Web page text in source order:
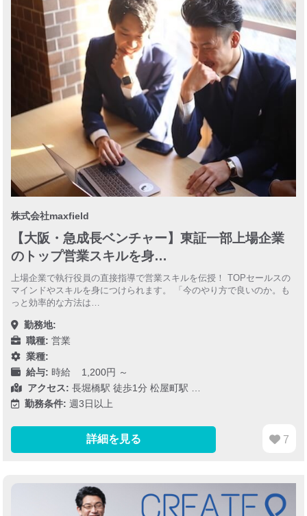
株式会社maxfield
【大阪・急成長ベンチャー】東証一部上場企業
のトップ営業スキルを身…
上場企業で執行役員の直接指導で営業スキルを伝授！ TOPセールスの
マインドやスキルを身につけられます。 「今のやり方で良いのか。も
っと効率的な方法は…
勤務地:
職種: 営業
業種:
給与: 時給 1,200円 ～
アクセス: 長堀橋駅 徒歩1分 松屋町駅 …
勤務条件: 週3日以上
詳細を見る 7